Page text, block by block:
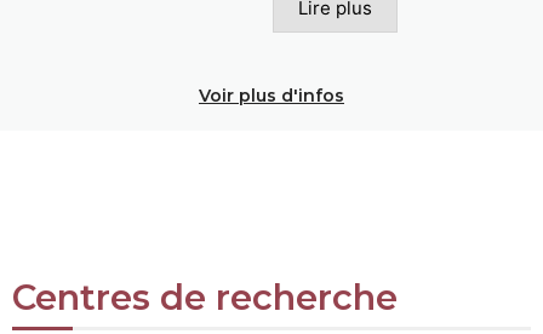
Lire plus
Voir plus d'infos
Centres de recherche